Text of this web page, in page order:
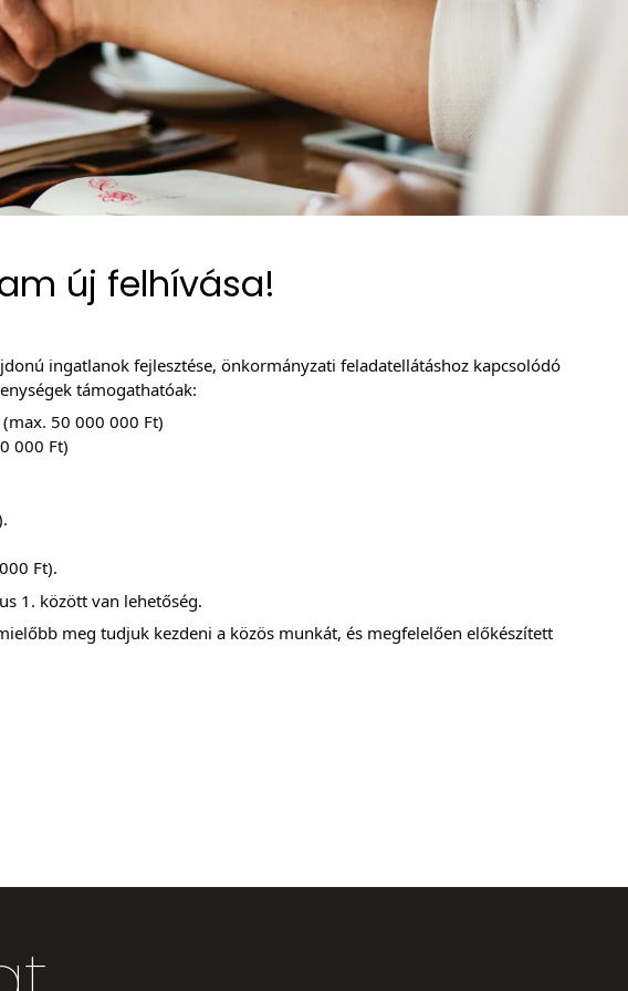
új felhívása!
ingatlanok fejlesztése, önkormányzati feladatellátáshoz kapcsolódó
támogathatóak:
50 000 000 Ft)
000 Ft)
Ft).
1. között van lehetőség.
meg tudjuk kezdeni a közös munkát, és megfelelően előkészített